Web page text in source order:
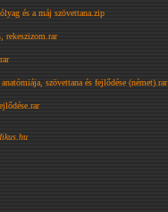
és a máj szövettana.zip
rekeszizom.rar
szövettana és fejlődése (német).rar